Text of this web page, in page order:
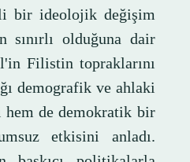
bir ideolojik değişim
sınırlı olduğuna dair
Filistin topraklarını
demografik ve ahlaki
hem de demokratik bir
etkisini anladı.